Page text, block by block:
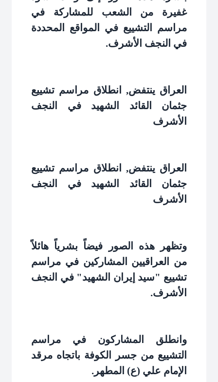
غفيرة من الشعب للمشاركة في
مراسم التشييع في المواقع المحددة
في النجف الأشرف.
العراق ینتفض, انطلاق مراسم تشييع
جثمان القائد الشهيد في النجف
الأشرف
العراق ینتفض, انطلاق مراسم تشييع
جثمان القائد الشهيد في النجف
الأشرف
وتظهر هذه الصور فيضاً بشرياً هائلاً
من العراقيين المشاركين في مراسم
تشييع "سيد إيران الشهید" في النجف
الأشرف.
وانطلق المشاركون في مراسم
التشييع من جسر الكوفة باتجاه مرقد
الإمام علي (ع) المطهر .